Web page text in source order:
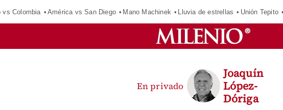
vs Colombia América vs San Diego Mano Machinek Lluvia de estrellas Unión Tepito
En privado
Joaquín
López-
Dóriga